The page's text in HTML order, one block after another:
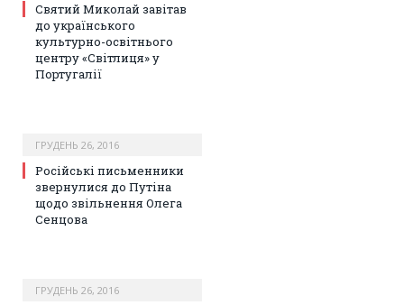
Святий Миколай завітав
до українського
культурно-освітнього
центру «Світлиця» у
Португалії
ГРУДЕНЬ 26, 2016
Російські письменники
звернулися до Путіна
щодо звільнення Олега
Сенцова
ГРУДЕНЬ 26, 2016